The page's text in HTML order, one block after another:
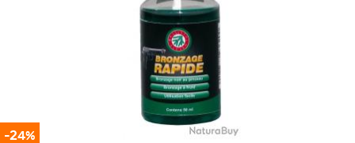
-24%